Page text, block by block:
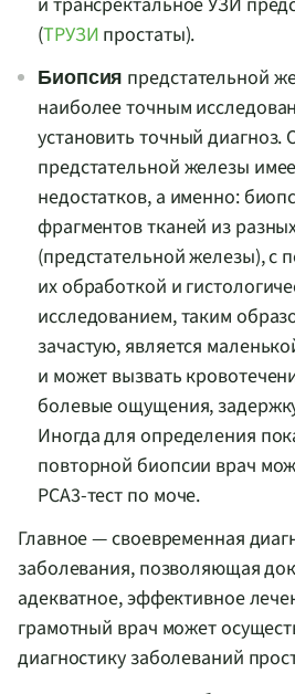
(ТРУЗИ простаты).
Биопсия предстательной
наиболее точным
установить точный диагноз.
предстательной железы
недостатков, а именно:
фрагментов тканей из
(предстательной железы), с
их обработкой и
исследованием, таким
зачастую, является
и может вызвать
болевые ощущения,
Иногда для определения
повторной биопсии врач
PCA3-тест по моче.
Главное — своевременная
заболевания, позволяющая
адекватное, эффективное
грамотный врач может
диагностику заболеваний